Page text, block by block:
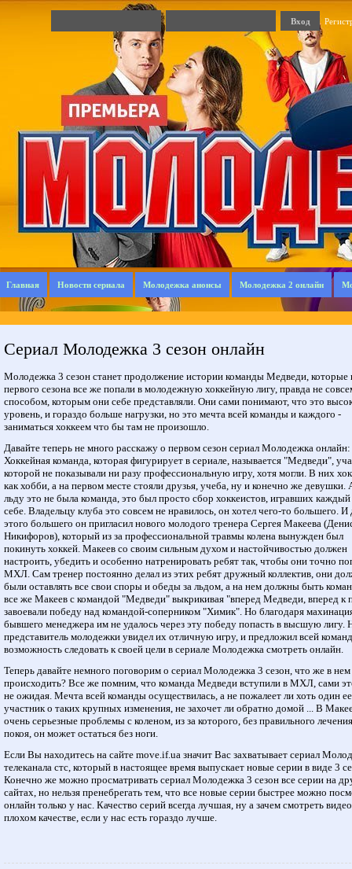
Главная Новости сериала Молодежка анонсы Молодежка 2 онлайн
Сериал Молодежка 3 сезон онлайн
Молодежка 3 сезон станет продолжение истории команды Медведи, которые
первого сезона все же попали в молодежную хоккейную лигу, правда не
способом, которым они себе представляли. Они сами понимают, что это
уровень, и гораздо больше нагрузки, но это мечта всей команды и каждого -
заниматься хоккеем что бы там не произошло.
Давайте теперь не много расскажу о первом сезон сериал Молодежка онлайн:
Хоккейная команда, которая фигурирует в сериале, называется "Медведи",
которой не показывали ни разу профессиональную игру, хотя могли. В них
как хобби, а на первом месте стояли друзья, учеба, ну и конечно же девушки.
льду это не была команда, это был просто сбор хоккеистов, игравших
себе. Владельцу клуба это совсем не нравилось, он хотел чего-то большего. И
этого большего он пригласил нового молодого тренера Сергея Макеева
Никифоров), который из за профессиональной травмы колена вынужден был
покинуть хоккей. Макеев со своим сильным духом и настойчивостью должен
настроить, убедить и особенно натренировать ребят так, чтобы они точно
МХЛ. Сам тренер постоянно делал из этих ребят дружный коллектив, они
были оставлять все свои споры и обеды за льдом, а на нем должны быть
все же Макеев с командой "Медведи" выкрикивая "вперед Медведи, вперед к
завоевали победу над командой-соперником "Химик". Но благодаря
бывшего менеджера им не удалось через эту победу попасть в высшую лигу.
представитель молодежки увидел их отличную игру, и предложил всей
возможность следовать к своей цели в сериале Молодежка смотреть онлайн.
Теперь давайте немного поговорим о сериал Молодежка 3 сезон, что же в нем
происходить? Все же помним, что команда Медведи вступили в МХЛ, сами
не ожидая. Мечта всей команды осуществилась, а не пожалеет ли хоть один ее
участник о таких крупных изменения, не захочет ли обратно домой ... В
очень серьезные проблемы с коленом, из за которого, без правильного
покоя, он может остаться без ноги.
Если Вы находитесь на сайте move.if.ua значит Вас захватывает сериал
телеканала стс, который в настоящее время выпускает новые серии в виде 3
Конечно же можно просматривать сериал Молодежка 3 сезон все серии на
сайтах, но нельзя пренебрегать тем, что все новые серии быстрее можно
онлайн только у нас. Качество серий всегда лучшая, ну а зачем смотреть
плохом качестве, если у нас есть гораздо лучше.